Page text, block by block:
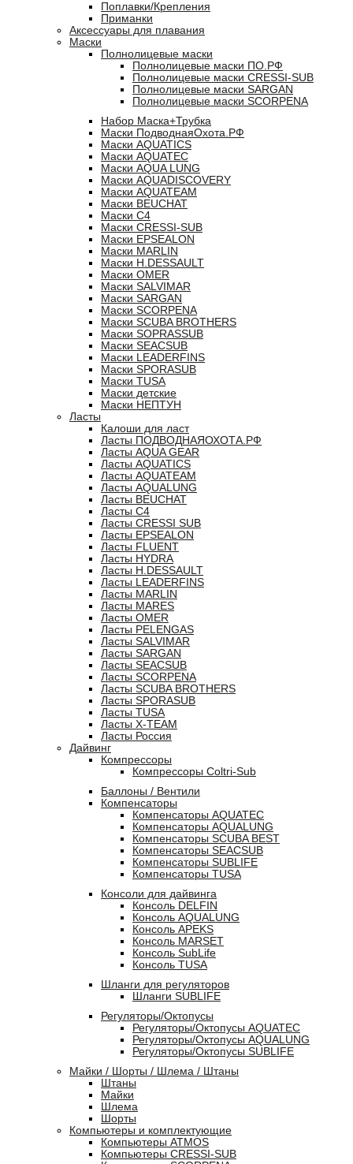
Поплавки/Крепления
Приманки
Аксессуары для плавания
Маски
Полнолицевые маски
Полнолицевые маски ПО.РФ
Полнолицевые маски CRESSI-SUB
Полнолицевые маски SARGAN
Полнолицевые маски SCORPENA
Набор Маска+Трубка
Маски ПодводнаяОхота.РФ
Маски AQUATICS
Маски AQUATEC
Маски AQUA LUNG
Маски AQUADISCOVERY
Маски AQUATEAM
Маски BEUCHAT
Маски C4
Маски CRESSI-SUB
Маски EPSEALON
Маски MARLIN
Маски H.DESSAULT
Маски OMER
Маски SALVIMAR
Маски SARGAN
Маски SCORPENA
Маски SCUBA BROTHERS
Маски SOPRASSUB
Маски SEACSUB
Маски LEADERFINS
Маски SPORASUB
Маски TUSA
Маски детские
Маски НЕПТУН
Ласты
Калоши для ласт
Ласты ПОДВОДНАЯОХОТА.РФ
Ласты AQUA GEAR
Ласты AQUATICS
Ласты AQUATEAM
Ласты AQUALUNG
Ласты BEUCHAT
Ласты C4
Ласты CRESSI SUB
Ласты EPSEALON
Ласты FLUENT
Ласты HYDRA
Ласты H.DESSAULT
Ласты LEADERFINS
Ласты MARLIN
Ласты MARES
Ласты OMER
Ласты PELENGAS
Ласты SALVIMAR
Ласты SARGAN
Ласты SEACSUB
Ласты SCORPENA
Ласты SCUBA BROTHERS
Ласты SPORASUB
Ласты TUSA
Ласты X-TEAM
Ласты Россия
Дайвинг
Компрессоры
Компрессоры Coltri-Sub
Баллоны / Вентили
Компенсаторы
Компенсаторы AQUATEC
Компенсаторы AQUALUNG
Компенсаторы SCUBA BEST
Компенсаторы SEACSUB
Компенсаторы SUBLIFE
Компенсаторы TUSA
Консоли для дайвинга
Консоль DELFIN
Консоль AQUALUNG
Консоль APEKS
Консоль MARSET
Консоль SubLife
Консоль TUSA
Шланги для регуляторов
Шланги SUBLIFE
Регуляторы/Октопусы
Регуляторы/Октопусы AQUATEC
Регуляторы/Октопусы AQUALUNG
Регуляторы/Октопусы SUBLIFE
Майки / Шорты / Шлема / Штаны
Штаны
Майки
Шлема
Шорты
Компьютеры и комплектующие
Компьютеры ATMOS
Компьютеры CRESSI-SUB